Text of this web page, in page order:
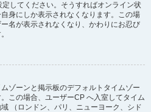
定してください。そうすればオンライン状
身にしか表示されなくなります。この場
名が表示されなくなり、かわりにお忍び
ゾーンと掲示板のデフォルトタイムゾー
この場合、ユーザーCP へ入室してタイム
（ロンドン、パリ、ニューヨーク、シド